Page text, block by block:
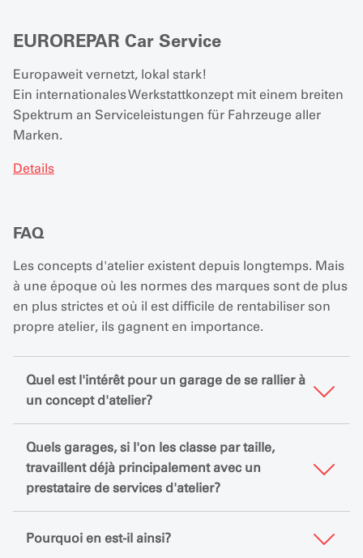
EUROREPAR Car Service
Europaweit vernetzt, lokal stark!
Ein internationales Werkstattkonzept mit einem breiten
Spektrum an Serviceleistungen für Fahrzeuge aller
Marken.
Details
FAQ
Les concepts d'atelier existent depuis longtemps. Mais
à une époque où les normes des marques sont de plus
en plus strictes et où il est difficile de rentabiliser son
propre atelier, ils gagnent en importance.
Quel est l'intérêt pour un garage de se rallier à
un concept d'atelier?
Quels garages, si l'on les classe par taille,
travaillent déjà principalement avec un
prestataire de services d'atelier?
Pourquoi en est-il ainsi?